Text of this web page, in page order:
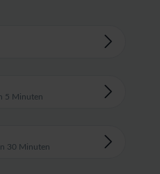
5 Minuten
30 Minuten